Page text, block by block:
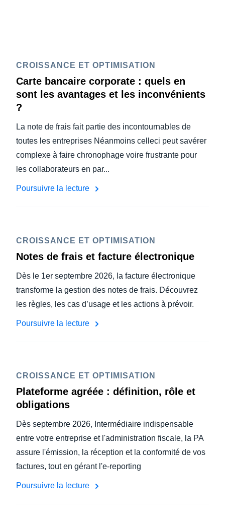
CROISSANCE ET OPTIMISATION
Carte bancaire corporate : quels en
sont les avantages et les inconvénients
?
La note de frais fait partie des incontournables de
toutes les entreprises Néanmoins celleci peut savérer
complexe à faire chronophage voire frustrante pour
les collaborateurs en par...
Poursuivre la lecture
CROISSANCE ET OPTIMISATION
Notes de frais et facture électronique
Dès le 1er septembre 2026, la facture électronique
transforme la gestion des notes de frais. Découvrez
les règles, les cas d’usage et les actions à prévoir.
Poursuivre la lecture
CROISSANCE ET OPTIMISATION
Plateforme agréée : définition, rôle et
obligations
Dès septembre 2026, Intermédiaire indispensable
entre votre entreprise et l'administration fiscale, la PA
assure l'émission, la réception et la conformité de vos
factures, tout en gérant l'e-reporting
Poursuivre la lecture